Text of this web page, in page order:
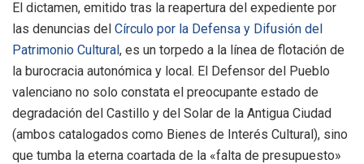
El dictamen, emitido tras la reapertura del expediente por
las denuncias del Círculo por la Defensa y Difusión del
Patrimonio Cultural, es un torpedo a la línea de flotación de
la burocracia autonómica y local. El Defensor del Pueblo
valenciano no solo constata el preocupante estado de
degradación del Castillo y del Solar de la Antigua Ciudad
(ambos catalogados como Bienes de Interés Cultural), sino
que tumba la eterna coartada de la «falta de presupuesto»